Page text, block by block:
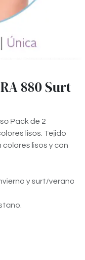
880 Surt
Pack de 2
lisos. Tejido
lisos y con
y surt/verano